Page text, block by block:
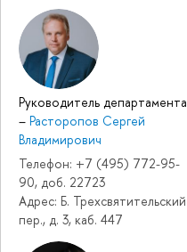
Руководитель департамента
– Расторопов Сергей
Владимирович
Телефон: +7 (495) 772-95-
90, доб. 22723
Адрес: Б. Трехсвятительский
пер., д. 3, каб. 447